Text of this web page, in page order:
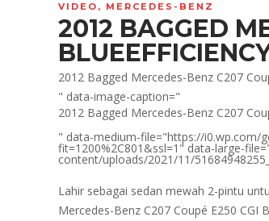
VIDEO , MERCEDES-BENZ
2012 BAGGED
2012 Bagged Mercedes-Benz C207
" data-image-caption="
2012 Bagged Mercedes-Benz C207
" data-medium-file="https://i0.wp.com/
fit=1200%2C801&ssl=1" data-large-
content/uploads/2021/11/
Lahir sebagai sedan mewah 2-pintu
Mercedes-Benz C207 Coupé E250 CGI